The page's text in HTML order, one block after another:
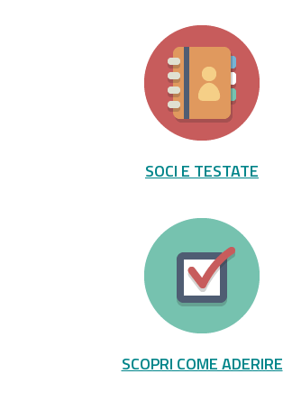
SOCI E TESTATE
SCOPRI COME ADERIRE